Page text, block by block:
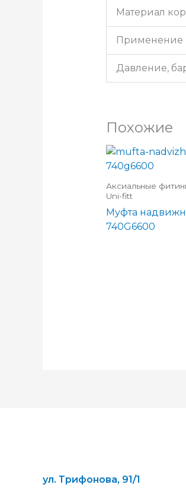
Материал
Применение
Давление,
Похожие
Аксиальные
Uni-fitt
Муфта
740G6600
ул. Трифонова, 91/1